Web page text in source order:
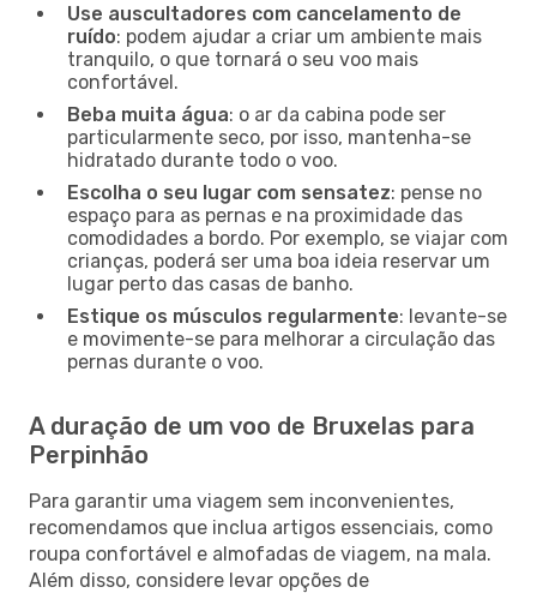
Use auscultadores com cancelamento de
ruído: podem ajudar a criar um ambiente mais
tranquilo, o que tornará o seu voo mais
confortável.
Beba muita água: o ar da cabina pode ser
particularmente seco, por isso, mantenha-se
hidratado durante todo o voo.
Escolha o seu lugar com sensatez: pense no
espaço para as pernas e na proximidade das
comodidades a bordo. Por exemplo, se viajar com
crianças, poderá ser uma boa ideia reservar um
lugar perto das casas de banho.
Estique os músculos regularmente: levante-se
e movimente-se para melhorar a circulação das
pernas durante o voo.
A duração de um voo de Bruxelas para
Perpinhão
Para garantir uma viagem sem inconvenientes,
recomendamos que inclua artigos essenciais, como
roupa confortável e almofadas de viagem, na mala.
Além disso, considere levar opções de